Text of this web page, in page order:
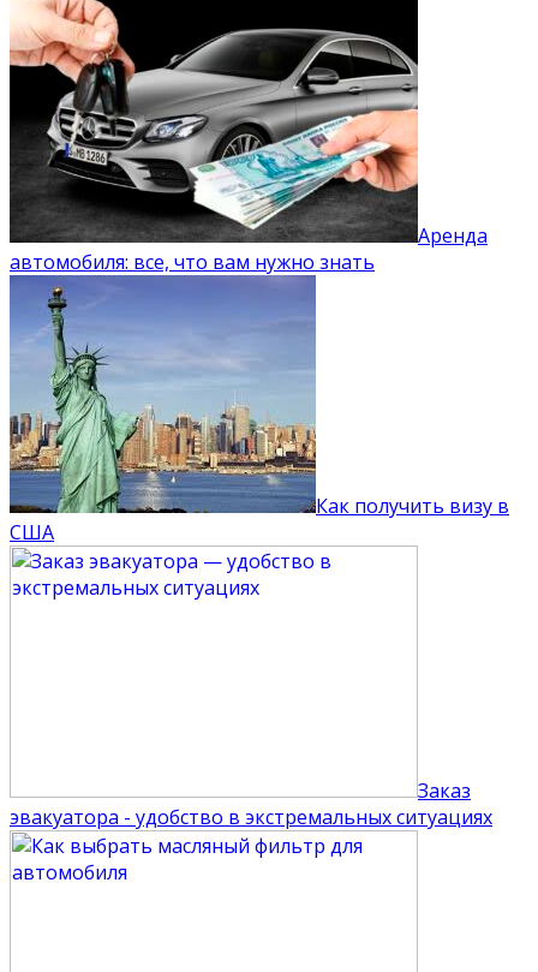
Аренда
автомобиля: все, что вам нужно знать
Как получить визу в
США
Заказ
эвакуатора - удобство в экстремальных ситуациях